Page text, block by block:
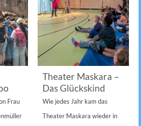
Frau
Theater Maskara –
Das Glückskind
Wie jedes Jahr kam das
Theater Maskara wieder in